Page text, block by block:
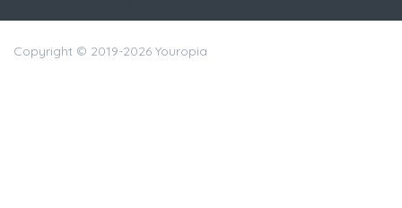
Copyright © 2019-2026 Youropia